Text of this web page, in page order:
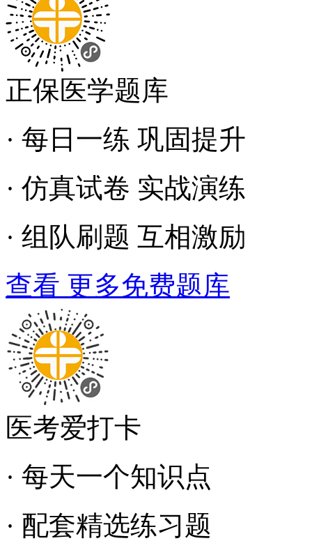
正保医学题库
· 每日一练 巩固提升
· 仿真试卷 实战演练
· 组队刷题 互相激励
查看 更多免费题库
医考爱打卡
· 每天一个知识点
· 配套精选练习题